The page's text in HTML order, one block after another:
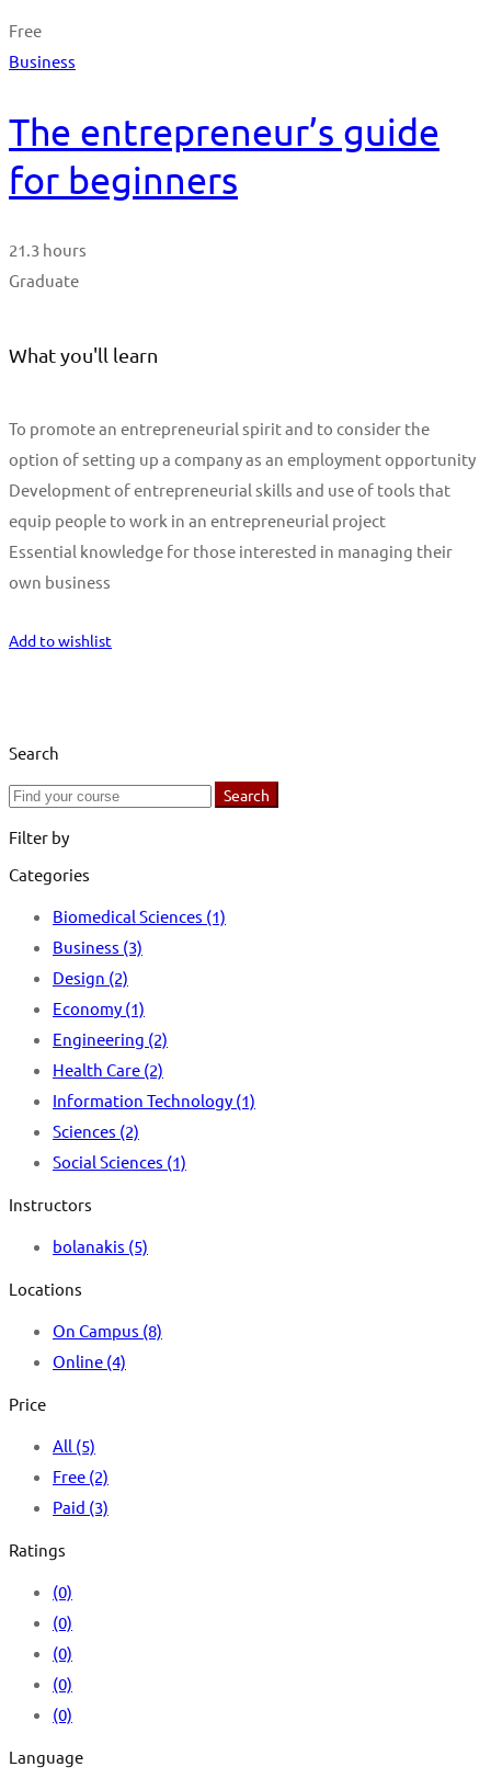
Free
Business
The entrepreneur’s guide
for beginners
21.3 hours
Graduate
What you'll learn
To promote an entrepreneurial spirit and to consider the
option of setting up a company as an employment opportunity
Development of entrepreneurial skills and use of tools that
equip people to work in an entrepreneurial project
Essential knowledge for those interested in managing their
own business
Add to wishlist
Search
Search
Search
Filter by
Categories
Biomedical Sciences (1)
Business (3)
Design (2)
Economy (1)
Engineering (2)
Health Care (2)
Information Technology (1)
Sciences (2)
Social Sciences (1)
Instructors
bolanakis (5)
Locations
On Campus (8)
Online (4)
Price
All (5)
Free (2)
Paid (3)
Ratings
(0)
(0)
(0)
(0)
(0)
Language